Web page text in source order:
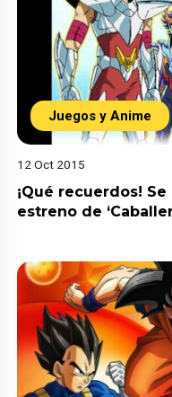
Juegos y Anime
12 Oct 2015
¡Qué recuerdos!
estreno de